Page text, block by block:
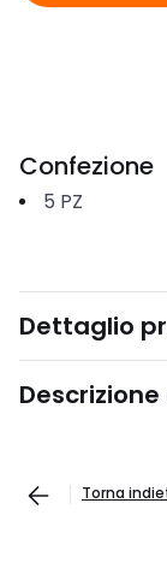
Confezione
5 PZ
Dettaglio
Torna